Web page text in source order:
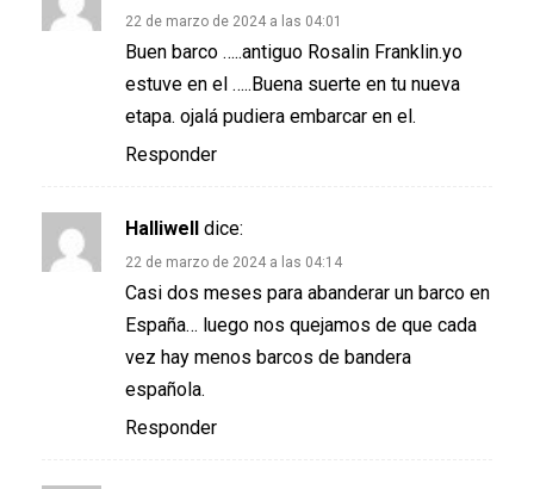
22 de marzo de 2024 a las 04:01
Buen barco …..antiguo Rosalin Franklin.yo
estuve en el …..Buena suerte en tu nueva
etapa. ojalá pudiera embarcar en el.
Responder
Halliwell dice:
22 de marzo de 2024 a las 04:14
Casi dos meses para abanderar un barco en
España… luego nos quejamos de que cada
vez hay menos barcos de bandera
española.
Responder